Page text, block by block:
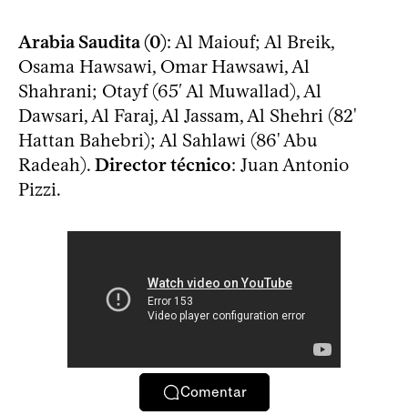
Arabia Saudita (0): Al Maiouf; Al Breik,
Osama Hawsawi, Omar Hawsawi, Al
Shahrani; Otayf (65′ Al Muwallad), Al
Dawsari, Al Faraj, Al Jassam, Al Shehri (82'
Hattan Bahebri); Al Sahlawi (86' Abu
Radeah). Director técnico: Juan Antonio
Pizzi.
Comentar